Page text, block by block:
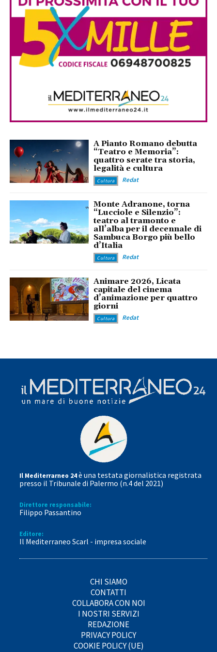
A Pianto Romano debutta
“Teatro e Memoria”:
quattro serate tra storia,
legalità e cultura
Cultura Redat
Monte Adranone, torna
“Lucciole e Silenzio”:
teatro al tramonto e
all’alba per il decennale di
Sambuca Borgo più bello
d’Italia
Cultura Redat
Animare 2026, Licata
capitale del cinema
d’animazione per quattro
giorni
Cultura Redat
Il Mediterrarneo 24è una testata giornalistica registrata
presso il Tribunale di Palermo (n.4 del 2021)
Direttore responsabile:
Filippo Passantino
Editore:
Il Mediterraneo Scarl - impresa sociale
CHI SIAMO
CONTATTI
COLLABORA CON NOI
I NOSTRI SERVIZI
REDAZIONE
PRIVACY POLICY
COOKIE POLICY (UE)